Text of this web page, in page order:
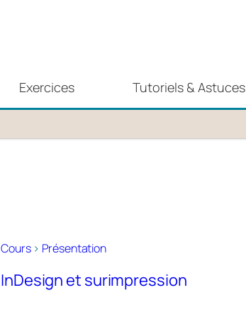
Exercices Tutoriels & Astuces
Cours > Présentation
InDesign et surimpression